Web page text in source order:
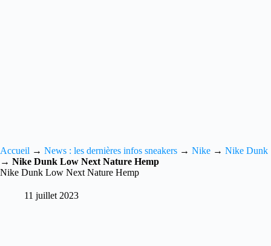
Accueil → News : les dernières infos sneakers → Nike → Nike Dunk
→ Nike Dunk Low Next Nature Hemp
Nike Dunk Low Next Nature Hemp
11 juillet 2023